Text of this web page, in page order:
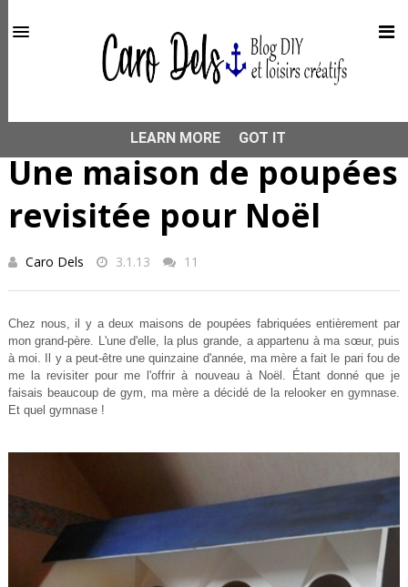
Une maison de poupées
revisitée pour Noël
Caro Dels 3.1.13 11
Chez nous, il y a deux maisons de poupées fabriquées entièrement par
mon grand-père. L'une d'elle, la plus grande, a appartenu à ma sœur, puis
à moi. Il y a peut-être une quinzaine d'année, ma mère a fait le pari fou de
me la revisiter pour me l'offrir à nouveau à Noël. Étant donné que je
faisais beaucoup de gym, ma mère a décidé de la relooker en gymnase.
Et quel gymnase !
This site uses cookies from Google to deliver its services
and to analyze traffic. Your IP address and user-agent are
shared with Google along with performance and security
metrics to ensure quality of service, generate usage
LEARN MORE
GOT IT